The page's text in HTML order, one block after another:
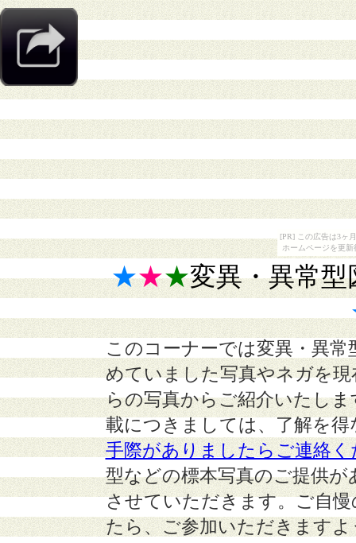
[PR] この広告は3ヶ
ホームページを更
★★★変異・異常型
このコーナーでは変異・異
めていました写真やネガを
らの写真からご紹介いたし
載につきましては、了解を
手際がありましたらご連絡く
型などの標本写真のご提供
させていただきます。ご自
たら、ご参加いただきます